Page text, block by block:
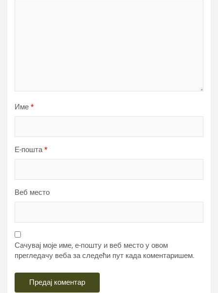
Име *
Е-пошта*
Веб место
Сачувај моје име, е-пошту и веб место у овом
прегледачу веба за следећи пут када коментаришем.